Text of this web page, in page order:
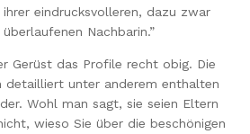
eindrucksvolleren, dazu zwar
Nachbarin.”
Gerüst das Profile recht obig. Die
detailliert unter anderem enthalten
Wohl man sagt, sie seien Eltern
wieso Sie über die beschönigen